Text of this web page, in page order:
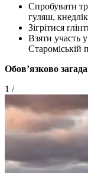
Спробувати
гуляш,
Зігрітися
Взяти участь
Староміській
Обов’язково
1 /